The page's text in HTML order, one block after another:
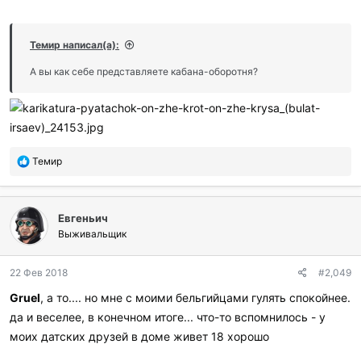
Темир написал(а):
А вы как себе представляете кабана-оборотня?
П
б
л
а
г
о
а
и
л
и
Темир
Евгеньич
Выживальщик
22 Фев 2018 #2,049
Gruel, а то.... но мне с моими бельгийцами гулять спокойнее.
да и веселее, в конечном итоге... что-то вспомнилось - у
моих датских друзей в доме живет 18 хорошо